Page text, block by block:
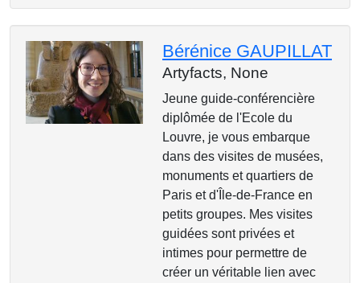
Bérénice GAUPILLAT
Artyfacts, None
Jeune guide-conférencière
diplômée de l'Ecole du
Louvre, je vous embarque
dans des visites de musées,
monuments et quartiers de
Paris et d'Île-de-France en
petits groupes. Mes visites
guidées sont privées et
intimes pour permettre de
créer un véritable lien avec